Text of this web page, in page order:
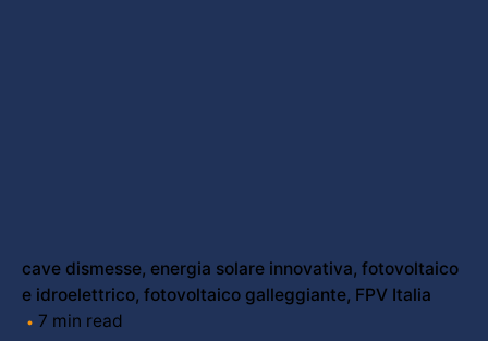
cave dismesse energia solare innovativa fotovoltaico
e idroelettrico fotovoltaico galleggiante FPV Italia
7 min read